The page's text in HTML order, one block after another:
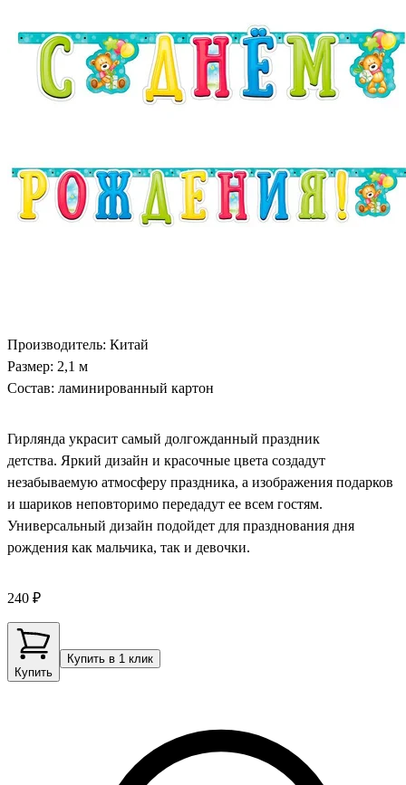
Производитель: Китай
Размер: 2,1 м
Состав: ламинированный картон
Гирлянда украсит самый долгожданный праздник
детства. Яркий дизайн и красочные цвета создадут
незабываемую атмосферу праздника, а изображения подарков
и шариков неповторимо передадут ее всем гостям.
Универсальный дизайн подойдет для празднования дня
рождения как мальчика, так и девочки.
240 ₽
Купить
Купить в 1 клик